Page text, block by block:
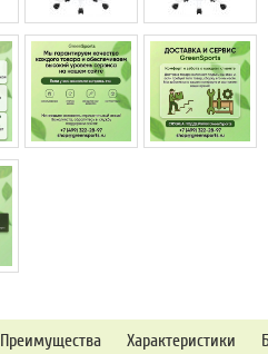
Преимущества Характеристики